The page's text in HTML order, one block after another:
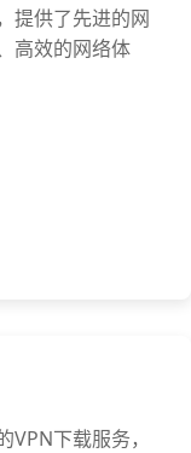
提供了先进的网
高效的网络体
下载服务，